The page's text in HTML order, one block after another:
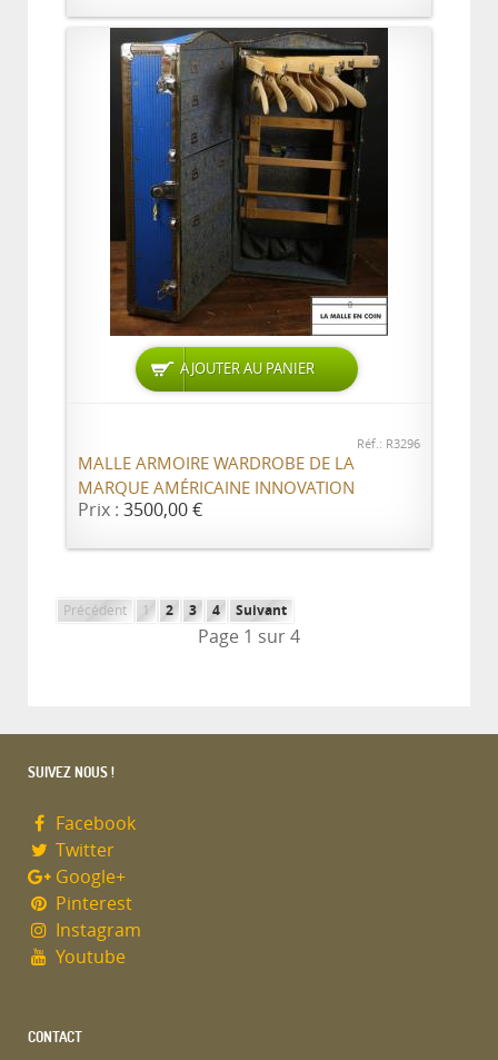
AJOUTER AU PANIER
Réf.: R3296
MALLE ARMOIRE WARDROBE DE LA
MARQUE AMÉRICAINE INNOVATION
Prix : 3500,00 €
Précédent 1 2 3 4 Suivant
Page 1 sur 4
SUIVEZ NOUS !
Facebook
Twitter
Google+
Pinterest
Instagram
Youtube
CONTACT